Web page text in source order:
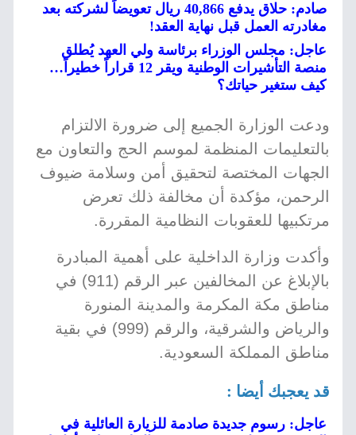
صادم: حلاق يدفع 40,866 ريال تعويضاً لشركته بعد
مغادرته العمل قبل نهاية العقد!
عاجل: مجلس الوزراء برئاسة ولي العهد يُطلق
منصة التأشيرات الوطنية ويقر 12 قراراً خطيراً…
كيف ستغير حياتك؟
ودعت الوزارة الجميع إلى ضرورة الالتزام
بالتعليمات المنظمة لموسم الحج والتعاون مع
الجهات المختصة لتحقيق أمن وسلامة ضيوف
الرحمن، مؤكدة أن مخالفة ذلك تعرض
مرتكبيها للعقوبات النظامية المقررة.
وأكدت وزارة الداخلية على أهمية المبادرة
بالإبلاغ عن المخالفين عبر الرقم (911) في
مناطق مكة المكرمة والمدينة المنورة
والرياض والشرقية، والرقم (999) في بقية
مناطق المملكة السعودية.
قد يعجبك أيضا :
عاجل: رسوم جديدة صادمة للزيارة العائلية في